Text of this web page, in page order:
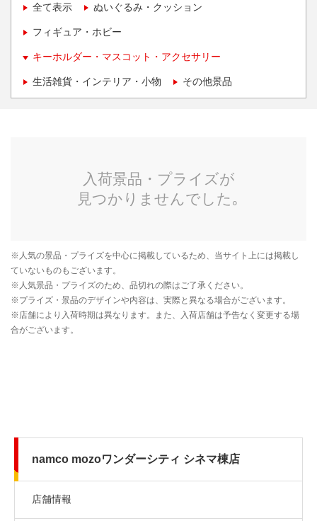
全て表示 ぬいぐるみ・クッション
フィギュア・ホビー
キーホルダー・マスコット・アクセサリー
生活雑貨・インテリア・小物 その他景品
namco mozoワンダーシティ シネマ棟店
店舗情報